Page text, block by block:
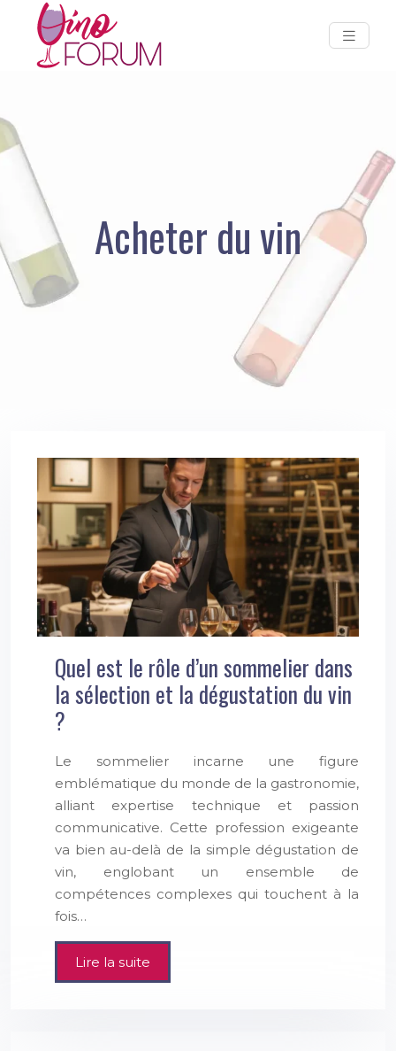
Acheter du vin
Quel est le rôle d’un sommelier dans
la sélection et la dégustation du vin
?
Le sommelier incarne une figure
emblématique du monde de la gastronomie,
alliant expertise technique et passion
communicative. Cette profession exigeante
va bien au-delà de la simple dégustation de
vin, englobant un ensemble de
compétences complexes qui touchent à la
fois…
Lire la suite